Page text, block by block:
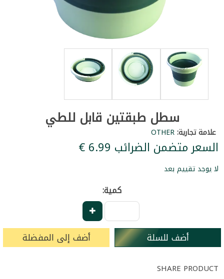
سطل طبقتين قابل للطي
علامة تجارية:OTHER
السعر متضمن الضرائب ‏6.99 €
لا يوجد تقييم بعد
كمية:
أضف للسلة أضف إلى المفضلة
SHARE PRODUCT